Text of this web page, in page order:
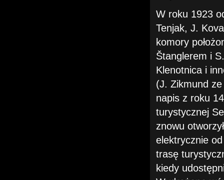
W roku 1923
Tenjak, J.
komory
Štanglerem i
Klenotnica i
(J. Zikmund
napis z roku
turystycznej
znowu
elektrycznie
trasę
kiedy